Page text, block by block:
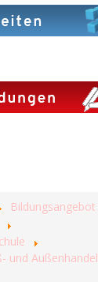
Bildungsangebot
und